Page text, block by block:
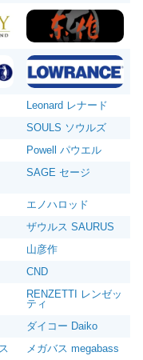
Leonard レナード
SOULS ソウルズ
Powell パウエル
SAGE セージ
エノハロッド
ザウルス SAURUS
山彦作
CND
RENZETTI レンゼッ
ティ
ダイコー Daiko
メガバス megabass